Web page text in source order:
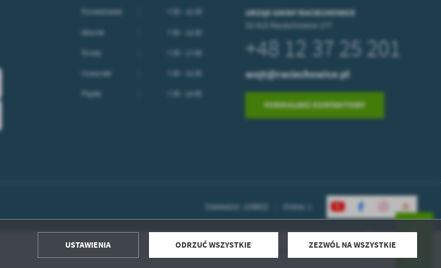
USTAWIENIA ODRZUĆ WSZYSTKIE ZEZWÓL NA WSZYSTKIE
Poniedziałek
Wtorek
Środa
Czwartek
Piątek 7:30 - 14:00
URZĄD GMINY RACIECHOWICE
32-415 Raciechowice 277
+48 12 37 25 201
wojt@raciechowice.pl
FORMULARZ KONTAKTOWY
Odwiedzin: 1239622 Online: 1
2ClickPortal® - Portale nowej generacji
DO GÓRY